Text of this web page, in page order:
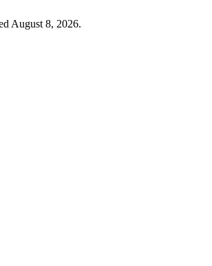
August 8, 2026.